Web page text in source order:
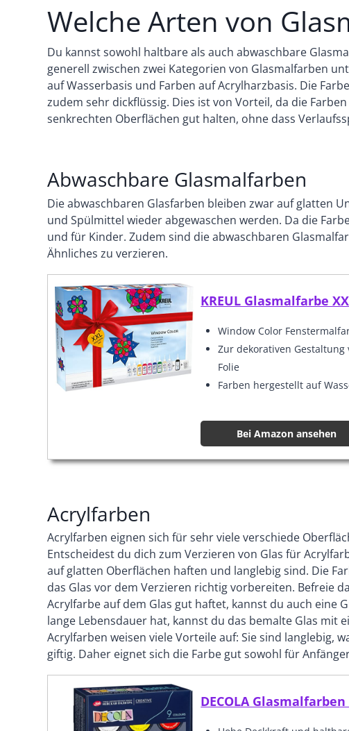
Welche Arten von
Du kannst sowohl haltbare als auch abwaschbare
generell zwischen zwei Kategorien von Glasmalfarben
auf Wasserbasis und Farben auf Acrylharzbasis. Die
zudem sehr dickflüssig. Dies ist von Vorteil, da die
senkrechten Oberflächen gut halten, ohne dass
Abwaschbare Glasmalfarben
Die abwaschbaren Glasfarben bleiben zwar auf glatten
und Spülmittel wieder abgewaschen werden. Da die
und für Kinder. Zudem sind die abwaschbaren
Ähnliches zu verzieren.
KREUL Glasmalfarbe
Window Color
Zur dekorativen
Folie
Farben hergestellt auf
Bei Amazon ansehen
Acrylfarben
Acrylfarben eignen sich für sehr viele verschiede
Entscheidest du dich zum Verzieren von Glas für
auf glatten Oberflächen haften und langlebig sind. Die
das Glas vor dem Verzieren richtig vorbereiten. Befreie
Acrylfarbe auf dem Glas gut haftet, kannst du auch eine
lange Lebensdauer hat, kannst du das bemalte Glas mit
Acrylfarben weisen viele Vorteile auf: Sie sind langlebig,
giftig. Daher eignet sich die Farbe gut sowohl für
DECOLA Glasmalfarben